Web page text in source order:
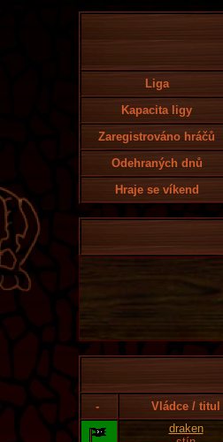
Liga
Kapacita ligy
Zaregistrováno hráčů
Odehraných dnů
Hraje se víkend
- Vládce / titul
draken